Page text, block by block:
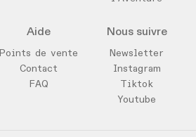
Aide
Points de vente
Contact
FAQ
Nous suivre
Newsletter
Instagram
Tiktok
Youtube